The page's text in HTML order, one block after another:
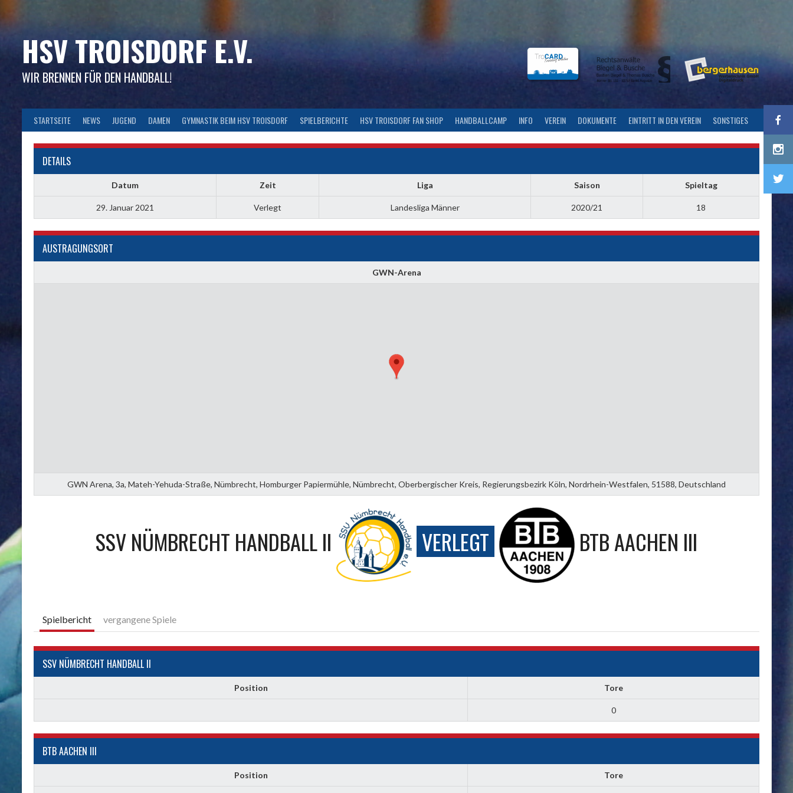
to
HSV TROISDORF E.V.
WIR BRENNEN FÜR DEN HANDBALL!
STARTSEITE NEWS JUGEND DAMEN GYMNASTIK BEIM HSV TROISDORF SPIELBERICHTE HSV TROISDORF FAN SHOP HANDBALLCAMP INFO VEREIN DOKUMENTE EINTRITT IN DEN VEREIN SONSTIGES
DETAILS
Datum Zeit Liga Saison Spieltag
29. Januar 2021 Verlegt Landesliga Männer 2020/21 18
AUSTRAGUNGSORT
GWN-Arena
GWN Arena, 3a, Mateh-Yehuda-Straße, Nümbrecht, Homburger Papiermühle, Nümbrecht, Oberbergischer Kreis, Regierungsbezirk Köln, Nordrhein-Westfalen, 51588, Deutschland
SSV NÜMBRECHT HANDBALL II VERLEGT BTB AACHEN III
Spielbericht vergangene Spiele
SSV NÜMBRECHT HANDBALL II
Position Tore
0
BTB AACHEN III
Position Tore